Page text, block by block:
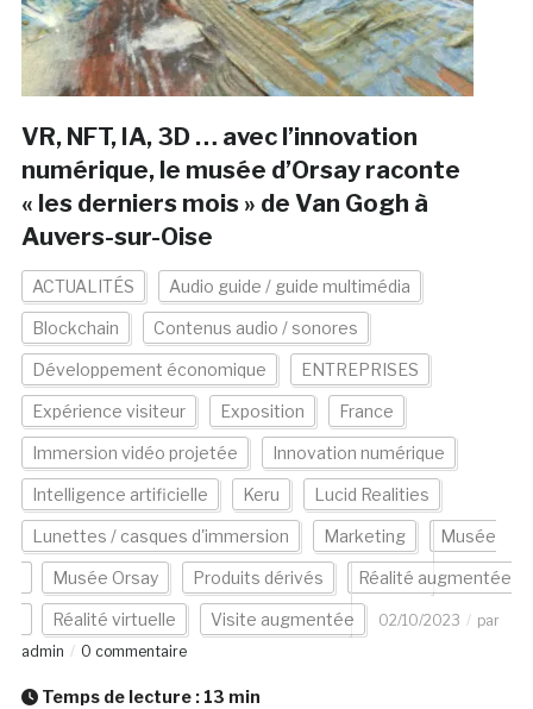
VR, NFT, IA, 3D … avec l’innovation
numérique, le musée d’Orsay raconte
« les derniers mois » de Van Gogh à
Auvers-sur-Oise
ACTUALITÉS Audio guide / guide multimédia
Blockchain Contenus audio / sonores
Développement économique ENTREPRISES
Expérience visiteur Exposition France
Immersion vidéo projetée Innovation numérique
Intelligence artificielle Keru Lucid Realities
Lunettes / casques d'immersion Marketing Musée
Musée Orsay Produits dérivés Réalité augmentée
Réalité virtuelle Visite augmentée 02/10/2023
par
admin
0 commentaire
Temps de lecture : 13 min